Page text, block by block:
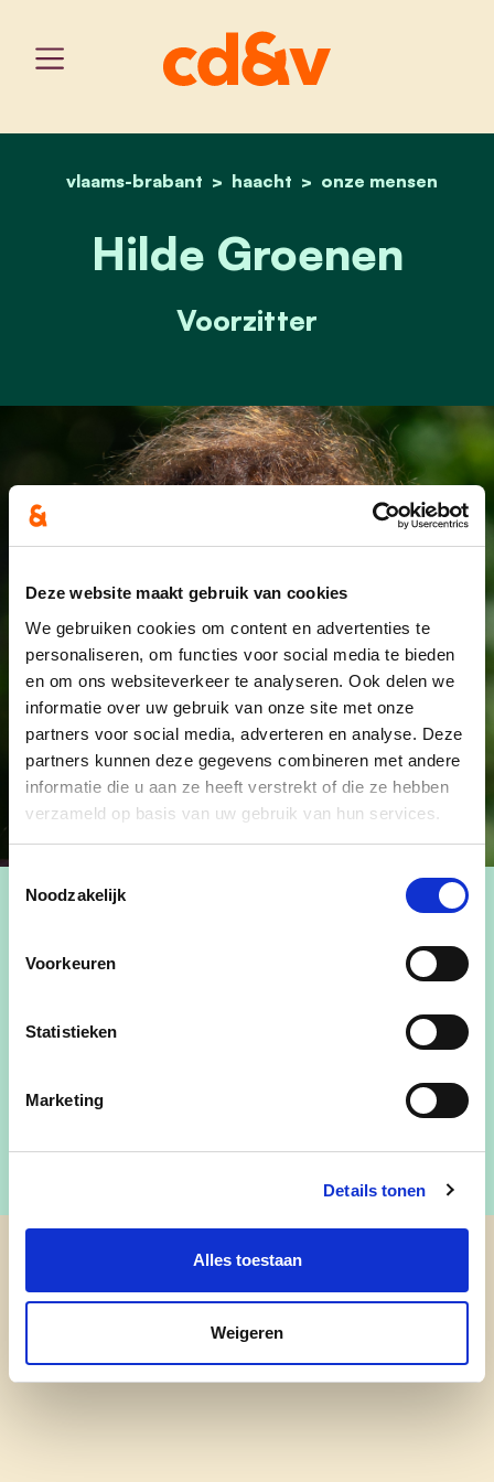
Deze website maakt gebruik van cookies
We gebruiken cookies om content en advertenties te
personaliseren, om functies voor social media te bieden
en om ons websiteverkeer te analyseren. Ook delen we
informatie over uw gebruik van onze site met onze
partners voor social media, adverteren en analyse. Deze
partners kunnen deze gegevens combineren met andere
informatie die u aan ze heeft verstrekt of die ze hebben
verzameld op basis van uw gebruik van hun services.
Toestemmingsselectie
Noodzakelijk
Voorkeuren
Statistieken
Marketing
Details tonen
Alles toestaan
Weigeren
home
vlaams-brabant haacht onze mensen
hilde groenen
Hilde Groenen
Voorzitter
Hilde is voorzitter van onze afdeling en doet dit
met hart en ziel. Ze staat altijd klaar om iemand te
cd&v Haacht